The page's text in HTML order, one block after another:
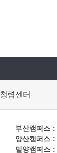
청렴센터
부산캠퍼스
양산캠퍼스
밀양캠퍼스